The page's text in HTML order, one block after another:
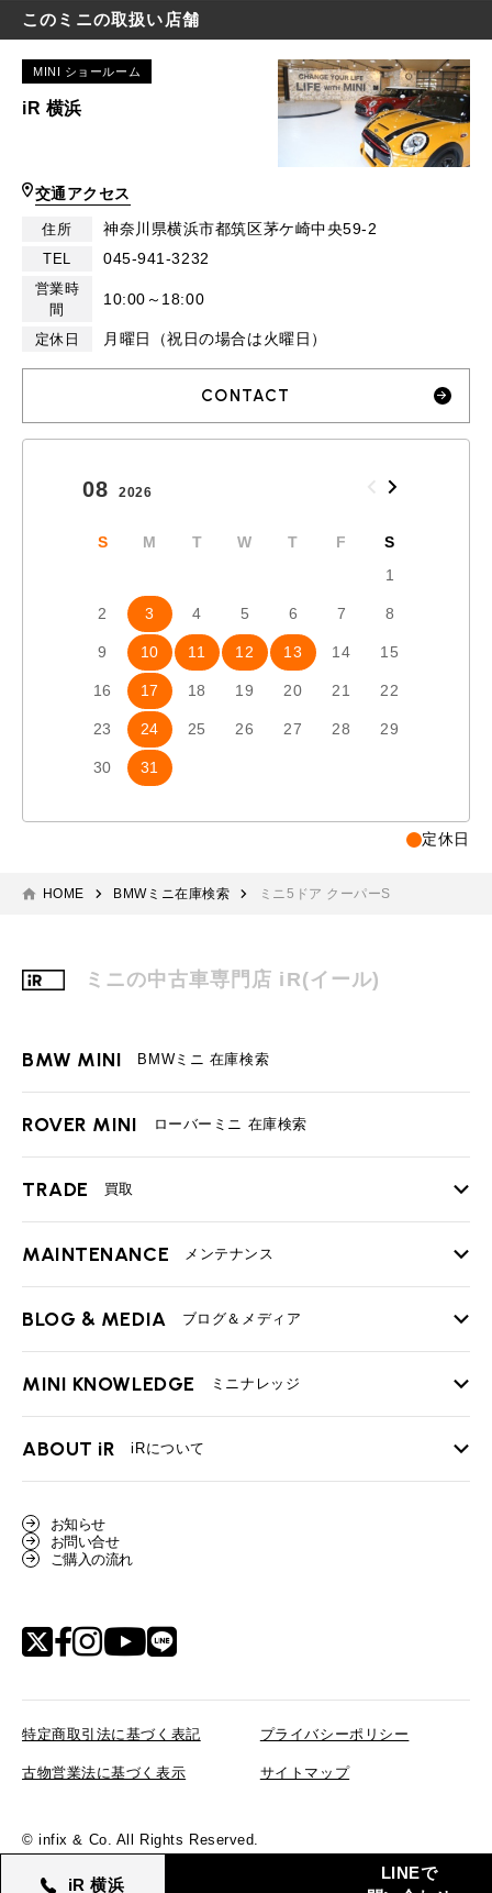
このミニの取扱い店舗
MINI ショールーム
iR 横浜
交通アクセス
住所 神奈川県横浜市都筑区茅ケ崎中央59-2
TEL 045-941-3232
営業時
間
10:00～18:00
定休日 月曜日（祝日の場合は火曜日）
CONTACT
08 2026
S M T W T F
S
1
2 3 4 5 6 7 8
9 10 11 12 13 14 15
16 17 18 19 20 21 22
23 24 25 26 27 28 29
30 31
定休日
HOME BMWミニ在庫検索 ミニ5ドア クーパーS
ミニの中古車専門店 iR(イール)
BMW MINI BMWミニ 在庫検索
ROVER MINI ローバーミニ 在庫検索
TRADE 買取
TOP
必要書類
BMWミニ買取査定依頼
ローバーミニ買取査定依頼
MAINTENANCE メンテナンス
TOP
最近の修理実績
BLOG & MEDIA ブログ＆メディア
TOP
User's Voice 購入者様の声
Part's Report
MINI KNOWLEDGE ミニナレッジ
TOP
ローバーミニナレッジ
ABOUT iR iRについて
スタッフ紹介
リクルート
お知らせ
お問い合せ
ご購入の流れ
特定商取引法に基づく表記 プライバシーポリシー
古物営業法に基づく表示 サイトマップ
© infix & Co. All Rights Reserved.
iR 横浜
LINEで